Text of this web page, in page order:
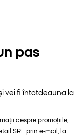
pas
vei fi întotdeauna la
despre promoțiile,
SRL prin e-mail, la